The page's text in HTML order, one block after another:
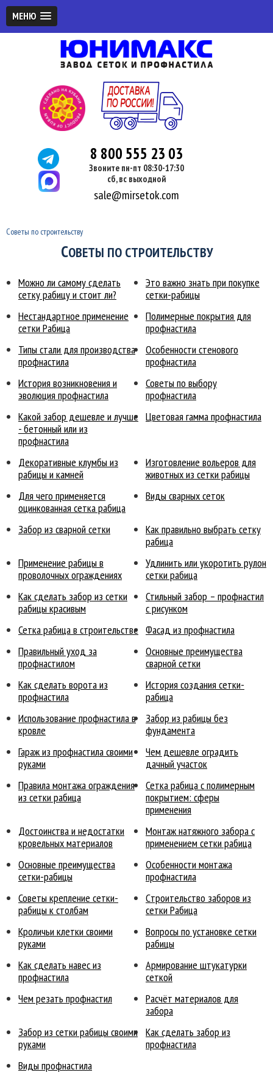
МЕНЮ
8 800 555 23 03
Звоните пн-пт 08:30-17:30
сб, вс выходной
sale@mirsetok.com
Советы по строительству
СОВЕТЫ ПО СТРОИТЕЛЬСТВУ
Можно ли самому сделать
сетку рабицу и стоит ли?
Это важно знать при покупке
сетки-рабицы
Нестандартное применение
сетки Рабица
Полимерные покрытия для
профнастила
Типы стали для производства
профнастила
Особенности стенового
профнастила
История возникновения и
эволюция профнастила
Советы по выбору
профнастила
Какой забор дешевле и лучше
- бетонный или из
профнастила
Цветовая гамма профнастила
Декоративные клумбы из
рабицы и камней
Изготовление вольеров для
животных из сетки рабицы
Для чего применяется
оцинкованная сетка рабица
Виды сварных сеток
Забор из сварной сетки
Как правильно выбрать сетку
рабица
Применение рабицы в
проволочных ограждениях
Удлинить или укоротить рулон
сетки рабица
Как сделать забор из сетки
рабицы красивым
Стильный забор – профнастил
с рисунком
Сетка рабица в строительстве Фасад из профнастила
Правильный уход за
профнастилом
Основные преимущества
сварной сетки
Как сделать ворота из
профнастила
История создания сетки-
рабица
Использование профнастила в
кровле
Забор из рабицы без
фундамента
Гараж из профнастила своими
руками
Чем дешевле оградить
дачный участок
Правила монтажа ограждения
из сетки рабица
Сетка рабица с полимерным
покрытием: сферы
применения
Достоинства и недостатки
кровельных материалов
Монтаж натяжного забора с
применением сетки рабица
Основные преимущества
сетки-рабицы
Особенности монтажа
профнастила
Советы крепление сетки-
рабицы к столбам
Cтроительство заборов из
сетки Рабица
Кроличьи клетки своими
руками
Вопросы по установке сетки
рабицы
Как сделать навес из
профнастила
Армирование штукатурки
сеткой
Чем резать профнастил
Расчёт материалов для
забора
Забор из сетки рабицы своими
руками
Как сделать забор из
профнастила
Виды профнастила